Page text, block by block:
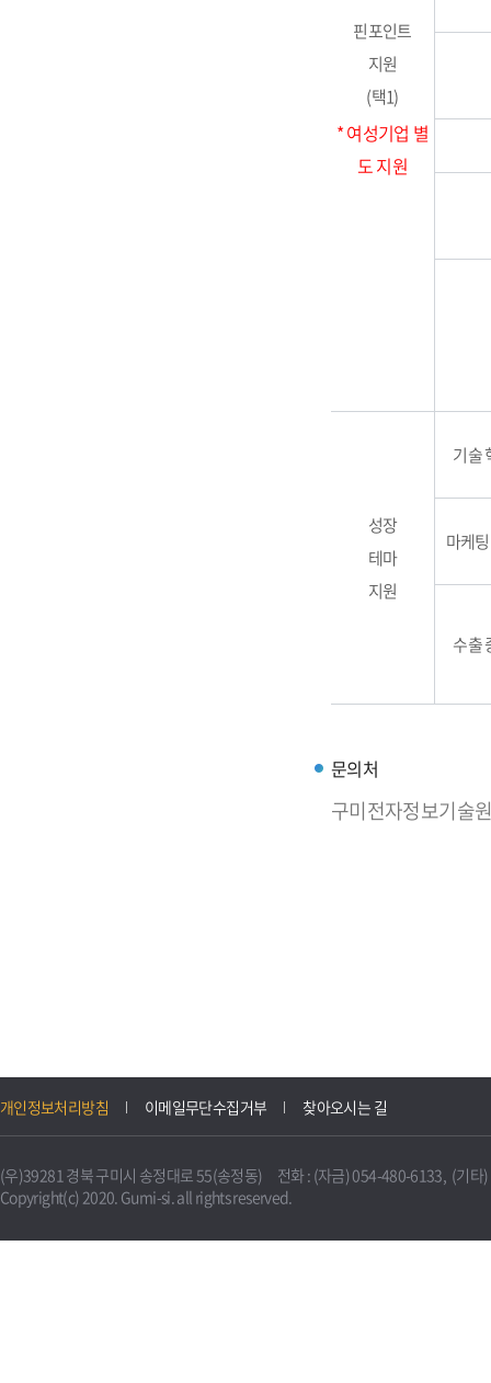
핀포인트
지원
(택1)
* 여성기업 별
도 지원
성장
테마
지원
기술
마케
수출
문의처
구미전자정보기술
개인정보처리방침 이메일무단수집거부 찾아오시는 길
(우)39281 경북 구미시 송정대로 55(송정동) 전화 : (자금) 054-480-6133, (기타
Copyright(c) 2020. Gumi-si. all rights reserved.